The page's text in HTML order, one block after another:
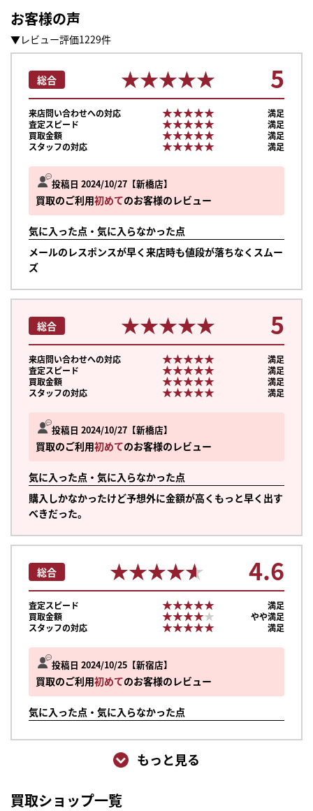
お客様の声
▼レビュー評価1229件
投稿日 2024/10/27 新橋店
買取のご利用初めてのお客様のレビュー
気に入った点・気に入らなかった点
メールのレスポンスが早く来店時も値段が落ちなくスムー
ズ
総合 ★★★★★
★★★★★ 5
来店問い合わせへの対応 ★★★★★
★★★★★
満足
査定スピード
★★★★★
★★★★★
満足
買取金額
★★★★★
★★★★★
満足
スタッフの対応
★★★★★
★★★★★ 満足
投稿日 2024/10/27 新橋店
買取のご利用初めてのお客様のレビュー
気に入った点・気に入らなかった点
購入しかなかったけど予想外に金額が高くもっと早く出す
べきだった。
総合 ★★★★★
★★★★★ 5
来店問い合わせへの対応 ★★★★★
★★★★★
満足
査定スピード
★★★★★
★★★★★
満足
買取金額
★★★★★
★★★★★
満足
スタッフの対応
★★★★★
★★★★★ 満足
投稿日 2024/10/25 新宿店
買取のご利用初めてのお客様のレビュー
気に入った点・気に入らなかった点
総合 ★★★★★
★★★★★ 4.6
査定スピード ★★★★★
★★★★★
満足
買取金額
★★★★★
★★★★★
やや満足
スタッフの対応
★★★★★
★★★★★ 満足
もっと見る
買取ショップ一覧